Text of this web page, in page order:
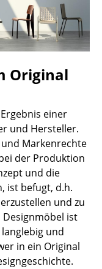
Original
einer
und Hersteller.
Markenrechte
der Produktion
und die
ist befugt, d.h.
und zu
Designmöbel ist
und
in ein Original